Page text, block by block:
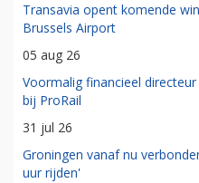
Transavia opent komende
Brussels Airport
05 aug 26
Voormalig financieel
bij ProRail
31 jul 26
Groningen vanaf nu
uur rijden'